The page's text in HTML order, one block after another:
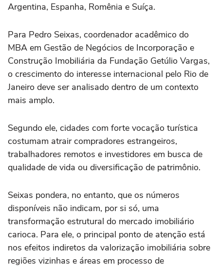
Argentina, Espanha, Romênia e Suíça.
Para Pedro Seixas, coordenador acadêmico do
MBA em Gestão de Negócios de Incorporação e
Construção Imobiliária da Fundação Getúlio Vargas,
o crescimento do interesse internacional pelo Rio de
Janeiro deve ser analisado dentro de um contexto
mais amplo.
Segundo ele, cidades com forte vocação turística
costumam atrair compradores estrangeiros,
trabalhadores remotos e investidores em busca de
qualidade de vida ou diversificação de patrimônio.
Seixas pondera, no entanto, que os números
disponíveis não indicam, por si só, uma
transformação estrutural do mercado imobiliário
carioca. Para ele, o principal ponto de atenção está
nos efeitos indiretos da valorização imobiliária sobre
regiões vizinhas e áreas em processo de